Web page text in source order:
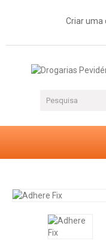
Criar uma